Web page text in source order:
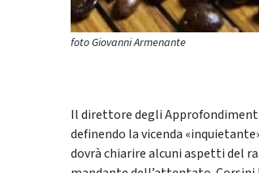
foto Giovanni Armenante
Il direttore degli Approfondimenti
definendo la vicenda
dovrà chiarire alcuni aspetti del